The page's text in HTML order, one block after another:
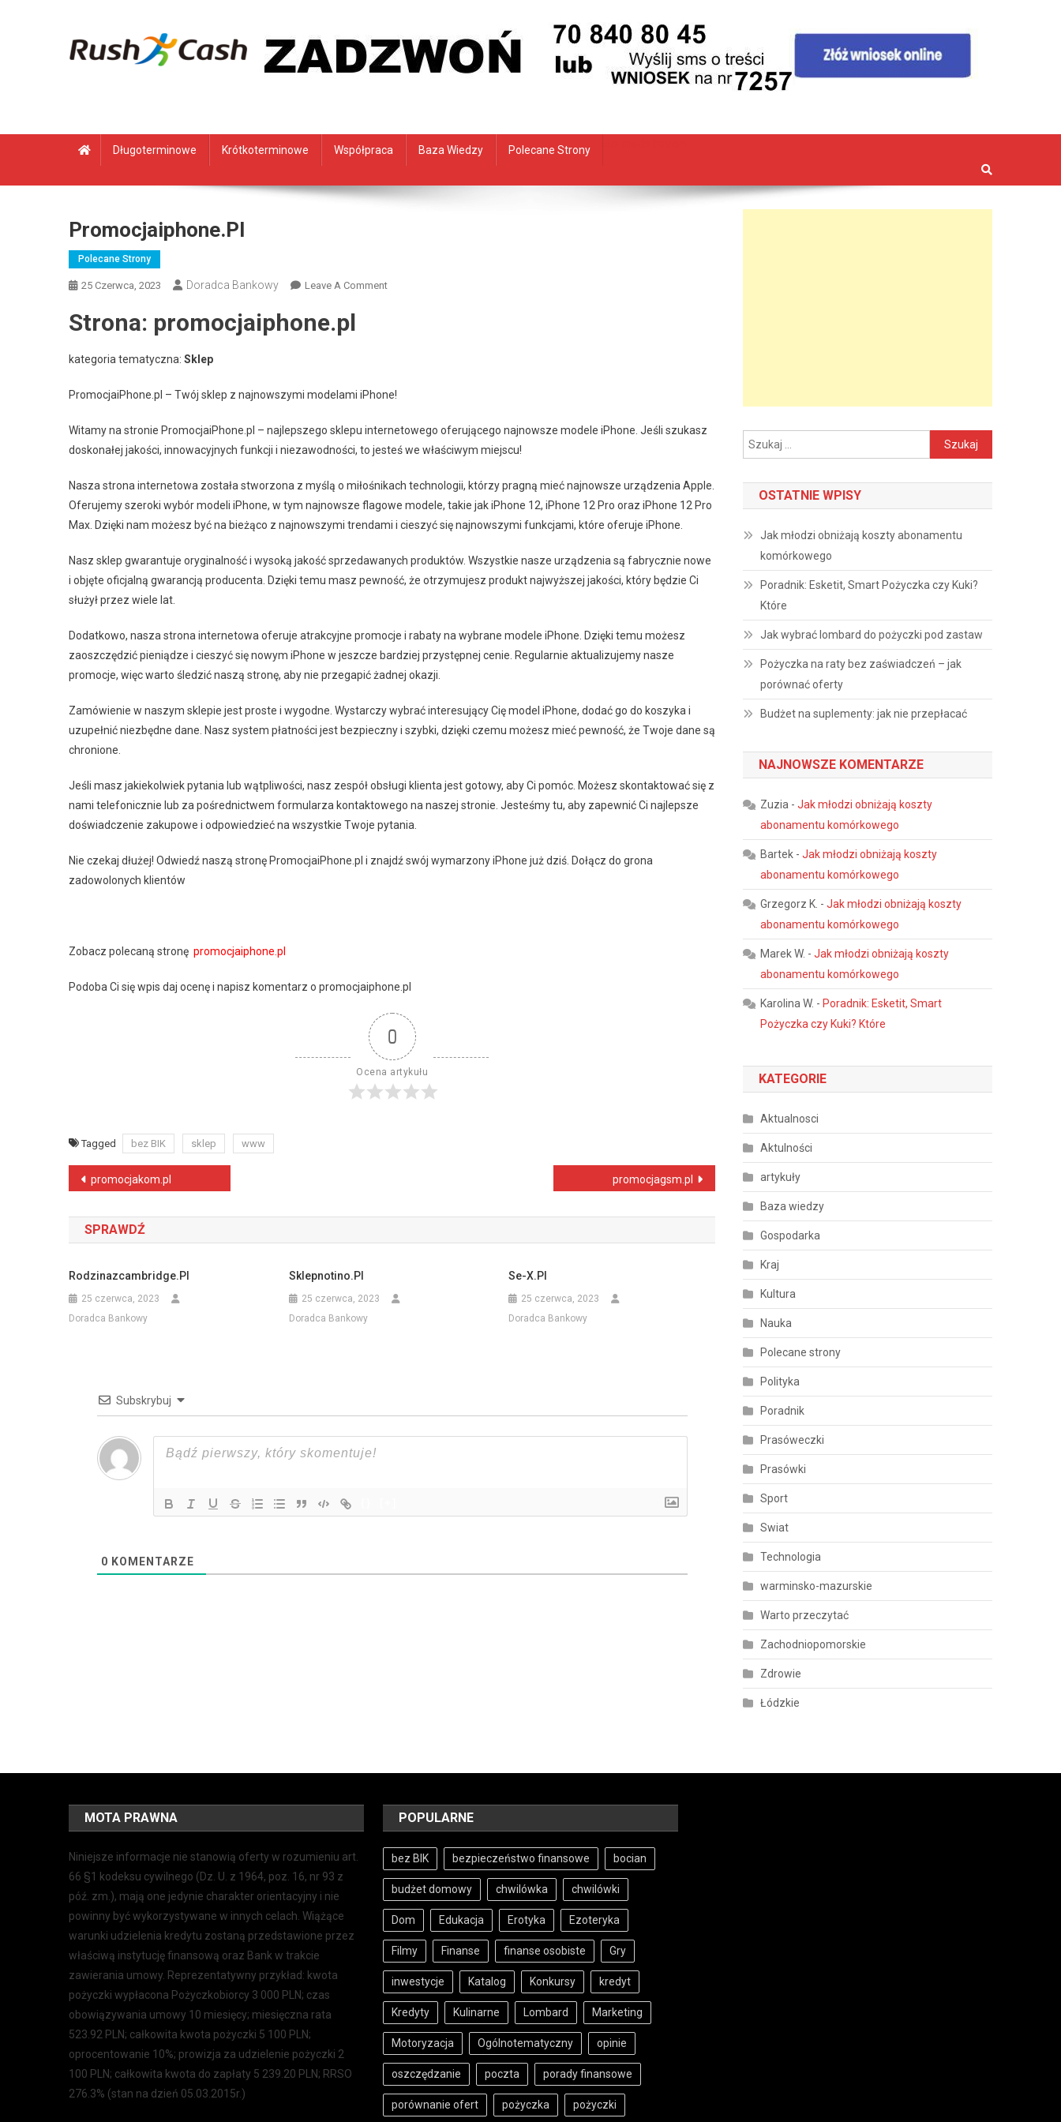
Długoterminowe Krótkoterminowe Współpraca Baza Wiedzy Polecane Strony
Promocjaiphone.pl
Polecane Strony
25 Czerwca, 2023 Doradca Bankowy Leave A CommentOn
Strona: promocjaiphone.pl
kategoria tematyczna: Sklep
PromocjaiPhone.pl – Twój sklep z najnowszymi modelami iPhone!
Witamy na stronie PromocjaiPhone.pl – najlepszego sklepu internetowego oferującego najnowsze modele iPhone. Jeśli szukasz
doskonałej jakości, innowacyjnych funkcji i niezawodności, to jesteś we właściwym miejscu!
Nasza strona internetowa została stworzona z myślą o miłośnikach technologii, którzy pragną mieć najnowsze urządzenia Apple.
Oferujemy szeroki wybór modeli iPhone, w tym najnowsze flagowe modele, takie jak iPhone 12, iPhone 12 Pro oraz iPhone 12 Pro
Max. Dzięki nam możesz być na bieżąco z najnowszymi trendami i cieszyć się najnowszymi funkcjami, które oferuje iPhone.
Nasz sklep gwarantuje oryginalność i wysoką jakość sprzedawanych produktów. Wszystkie nasze urządzenia są fabrycznie nowe
i objęte oficjalną gwarancją producenta. Dzięki temu masz pewność, że otrzymujesz produkt najwyższej jakości, który będzie Ci
służył przez wiele lat.
Dodatkowo, nasza strona internetowa oferuje atrakcyjne promocje i rabaty na wybrane modele iPhone. Dzięki temu możesz
zaoszczędzić pieniądze i cieszyć się nowym iPhone w jeszcze bardziej przystępnej cenie. Regularnie aktualizujemy nasze
promocje, więc warto śledzić naszą stronę, aby nie przegapić żadnej okazji.
Zamówienie w naszym sklepie jest proste i wygodne. Wystarczy wybrać interesujący Cię model iPhone, dodać go do koszyka i
uzupełnić niezbędne dane. Nasz system płatności jest bezpieczny i szybki, dzięki czemu możesz mieć pewność, że Twoje dane są
chronione.
Jeśli masz jakiekolwiek pytania lub wątpliwości, nasz zespół obsługi klienta jest gotowy, aby Ci pomóc. Możesz skontaktować się z
nami telefonicznie lub za pośrednictwem formularza kontaktowego na naszej stronie. Jesteśmy tu, aby zapewnić Ci najlepsze
doświadczenie zakupowe i odpowiedzieć na wszystkie Twoje pytania.
Nie czekaj dłużej! Odwiedź naszą stronę PromocjaiPhone.pl i znajdź swój wymarzony iPhone już dziś. Dołącz do grona
zadowolonych klientów
Zobacz polecaną stronę promocjaiphone.pl
Podoba Ci się wpis daj ocenę i napisz komentarz o promocjaiphone.pl
0
Ocena artykułu
Tagged bez BIK sklep www
Nawigacja
wpisu
promocjakom.pl promocjagsm.pl
SPRAWDŹ
Rodzinazcambridge.pl
25 czerwca, 2023
Doradca Bankowy
Sklepnotino.pl
25 czerwca, 2023
Doradca Bankowy
Se-X.pl
25 czerwca, 2023
Doradca Bankowy
Subskrybuj
0 KOMENTARZE
Szukaj:
OSTATNIE WPISY
Jak młodzi obniżają koszty abonamentu
komórkowego
Poradnik: Esketit, Smart Pożyczka czy Kuki?
Które
Jak wybrać lombard do pożyczki pod zastaw
Pożyczka na raty bez zaświadczeń – jak
porównać oferty
Budżet na suplementy: jak nie przepłacać
NAJNOWSZE KOMENTARZE
Zuzia -Jak młodzi obniżają koszty
abonamentu komórkowego
Bartek -Jak młodzi obniżają koszty
abonamentu komórkowego
Grzegorz K. -Jak młodzi obniżają koszty
abonamentu komórkowego
Marek W. -Jak młodzi obniżają koszty
abonamentu komórkowego
Karolina W. - Poradnik: Esketit, Smart
Pożyczka czy Kuki? Które
KATEGORIE
Aktualnosci
Aktulności
artykuły
Baza wiedzy
Gospodarka
Kraj
Kultura
Nauka
Polecane strony
Polityka
Poradnik
Prasóweczki
Prasówki
Sport
Swiat
Technologia
warminsko-mazurskie
Warto przeczytać
Zachodniopomorskie
Zdrowie
Łódzkie
MOTA PRAWNA
Niniejsze informacje nie stanowią oferty w rozumieniu art.
66 §1 kodeksu cywilnego (Dz. U. z 1964, poz. 16, nr 93 z
póź. zm.), mają one jedynie charakter orientacyjny i nie
powinny być wykorzystywane w innych celach. Wiążące
warunki udzielenia kredytu zostaną przedstawione przez
właściwą instytucję finansową oraz Bank w trakcie
zawierania umowy. Reprezentatywny przykład: kwota
pożyczki wypłacona Pożyczkobiorcy 3 000 PLN; czas
obowiązywania umowy 10 miesięcy; miesięczna rata
523.92 PLN; całkowita kwota pożyczki 5 100 PLN;
oprocentowanie 10%; prowizja za udzielenie pożyczki 2
100 PLN; całkowita kwota do zapłaty 5 239.20 PLN; RRSO
276.3% (stan na dzień 05.03.2015r.)
POPULARNE
bez BIK bezpieczeństwo finansowe bocian
budżet domowy chwilówka chwilówki
Dom Edukacja Erotyka Ezoteryka
Filmy Finanse finanse osobiste Gry
inwestycje Katalog Konkursy kredyt
Kredyty Kulinarne Lombard Marketing
Motoryzacja Ogólnotematyczny opinie
oszczędzanie poczta porady finansowe
porównanie ofert pożyczka pożyczki